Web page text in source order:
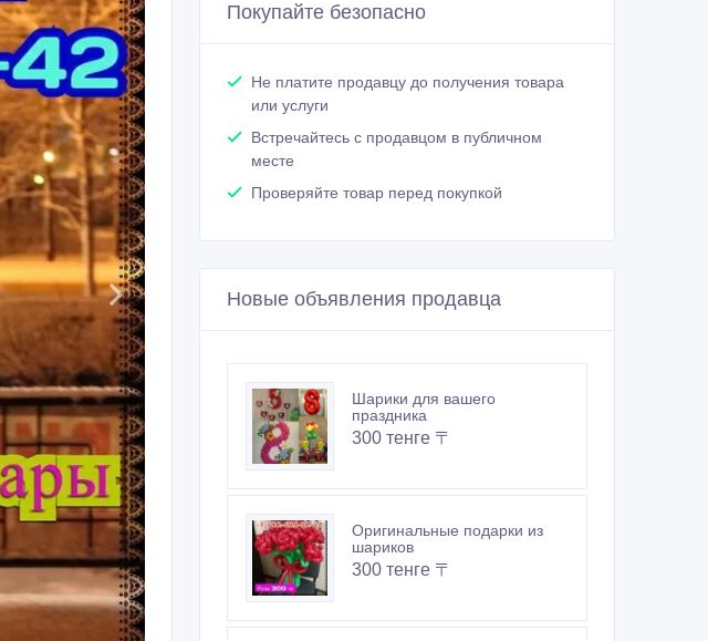
Покупайте безопасно
Не платите продавцу до получения товара
или услуги
Встречайтесь с продавцом в публичном
месте
Проверяйте товар перед покупкой
Новые объявления продавца
Шарики для вашего
праздника
300 тенге 〒
Оригинальные подарки из
шариков
300 тенге 〒